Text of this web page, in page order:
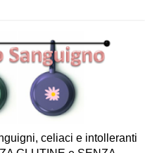
celiaci e intolleranti